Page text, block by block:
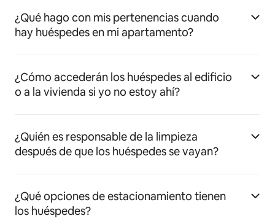
¿Qué hago con mis pertenencias cuando
hay huéspedes en mi apartamento?
¿Cómo accederán los huéspedes al edificio
o a la vivienda si yo no estoy ahí?
¿Quién es responsable de la limpieza
después de que los huéspedes se vayan?
¿Qué opciones de estacionamiento tienen
los huéspedes?